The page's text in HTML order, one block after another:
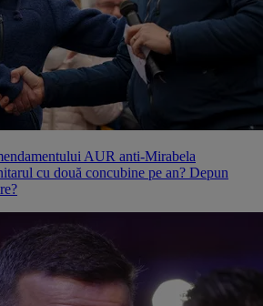
AUR anti-Mirabela
cu două concubine pe an? Depun